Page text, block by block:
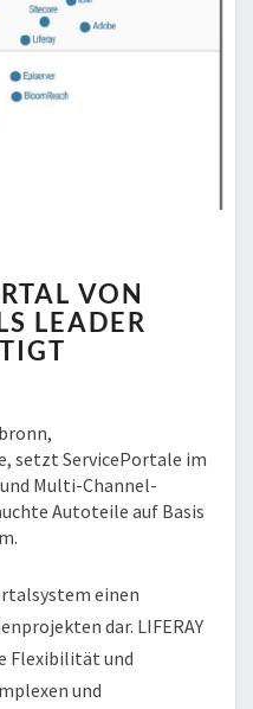
VON
LEADER
setzt ServicePortale im
Multi-Channel-
Autoteile auf Basis
einen
dar. LIFERAY
Flexibilität und
und